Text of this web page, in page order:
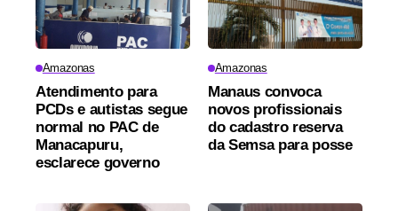
Amazonas
Atendimento para
PCDs e autistas segue
normal no PAC de
Manacapuru,
esclarece governo
Amazonas
Manaus convoca
novos profissionais
do cadastro reserva
da Semsa para posse